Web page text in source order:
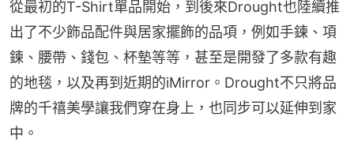
從最初的T-Shirt單品開始，到後來Drought也陸續推
出了不少飾品配件與居家擺飾的品項，例如手鍊、項
鍊、腰帶、錢包、杯墊等等，甚至是開發了多款有趣
的地毯，以及再到近期的iMirror。Drought不只將品
牌的千禧美學讓我們穿在身上，也同步可以延伸到家
中。